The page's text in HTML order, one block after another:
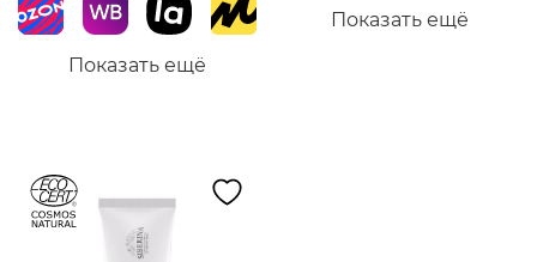
Показать ещё
Показать ещё